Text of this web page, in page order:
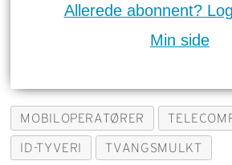
Allerede abonnent?
Min side
MOBILOPERATØRER
ID-TYVERI TVANGSMULKT